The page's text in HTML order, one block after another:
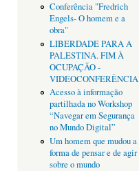
Conferência "Fredrich
Engels- O homem e a
obra"
LIBERDADE PARA A
PALESTINA. FIM À
OCUPAÇÃO -
VIDEOCONFERÊNCIA
Acesso à informação
partilhada no Workshop
“Navegar em Segurança
no Mundo Digital”
Um homem que mudou a
forma de pensar e de agir
sobre o mundo